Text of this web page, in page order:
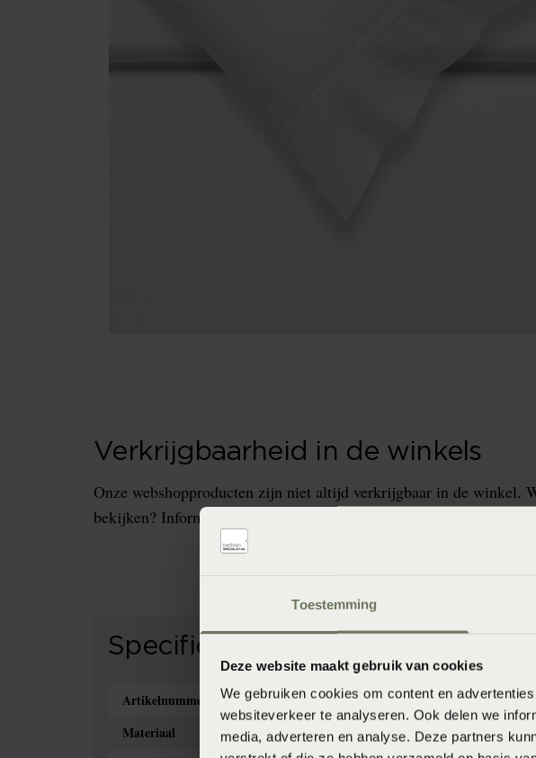
Toestemming
Deze website maakt gebruik van cookies
We gebruiken cookies om content en
websiteverkeer te analyseren. Ook delen we
media, adverteren en analyse. Deze partners
Verkrijgbaarheid in de winkels
Onze webshopproducten zijn niet altijd verkrijgbaar in de winkel.
bekijken? Informeer dan eerst naar de beschikbaarheid.
Specificaties
Artikelnummer 8718471230902
Materiaal 100% katoensatijn (Katoensatijn)